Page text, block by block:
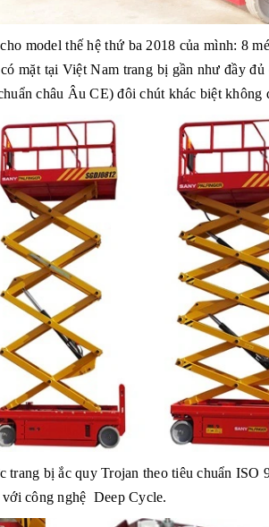
model thế hệ thứ ba 2018 của mình: 8
mặt tại Việt Nam trang bị gần như đầy
châu Âu CE) đôi chút khác biệt không
trang bị ắc quy Trojan theo tiêu chuẩn ISO
công nghệ Deep Cycle.